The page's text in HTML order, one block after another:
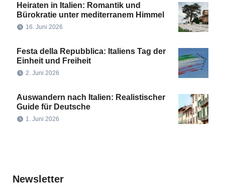
Heiraten in Italien: Romantik und
Bürokratie unter mediterranem Himmel
16. Juni 2026
Festa della Repubblica: Italiens Tag der
Einheit und Freiheit
2. Juni 2026
Auswandern nach Italien: Realistischer
Guide für Deutsche
1. Juni 2026
Newsletter